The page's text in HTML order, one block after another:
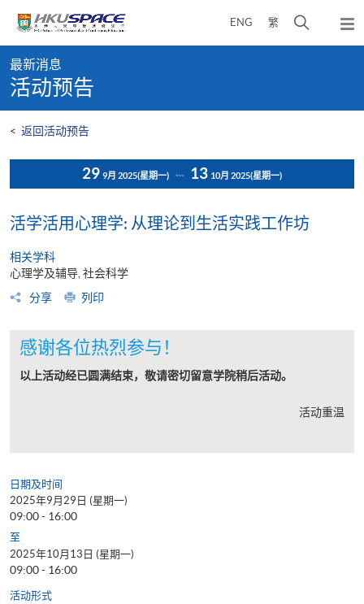
content
ENG 繁
开
弹
出
content
start
最新消息
活动预告
< 返回活动预告
29 9月 2025(星期一) 13 10月 2025(星期一)
活学活用心理学: 从理论到生活实践工作坊
相关学科
心理学及辅导, 社会科学
分享
列印
感谢各位热烈参与！
以上活动经已圆满结束，敬请密切留意学院稍后活动。
活动重温
日期及时间
2025年9月29日 (星期一)
09:00 - 16:00
至
2025年10月13日 (星期一)
09:00 - 16:00
活动形式